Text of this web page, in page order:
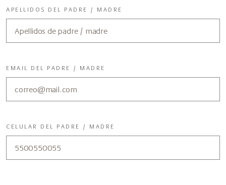
APELLIDOS DEL PADRE / MADRE
EMAIL DEL PADRE / MADRE
CELULAR DEL PADRE / MADRE